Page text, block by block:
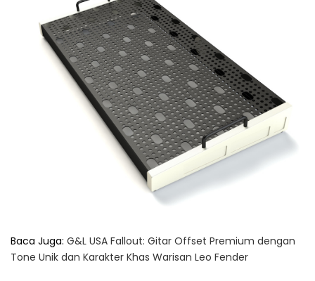
Baca Juga: G&L USA Fallout: Gitar Offset Premium dengan
Tone Unik dan Karakter Khas Warisan Leo Fender